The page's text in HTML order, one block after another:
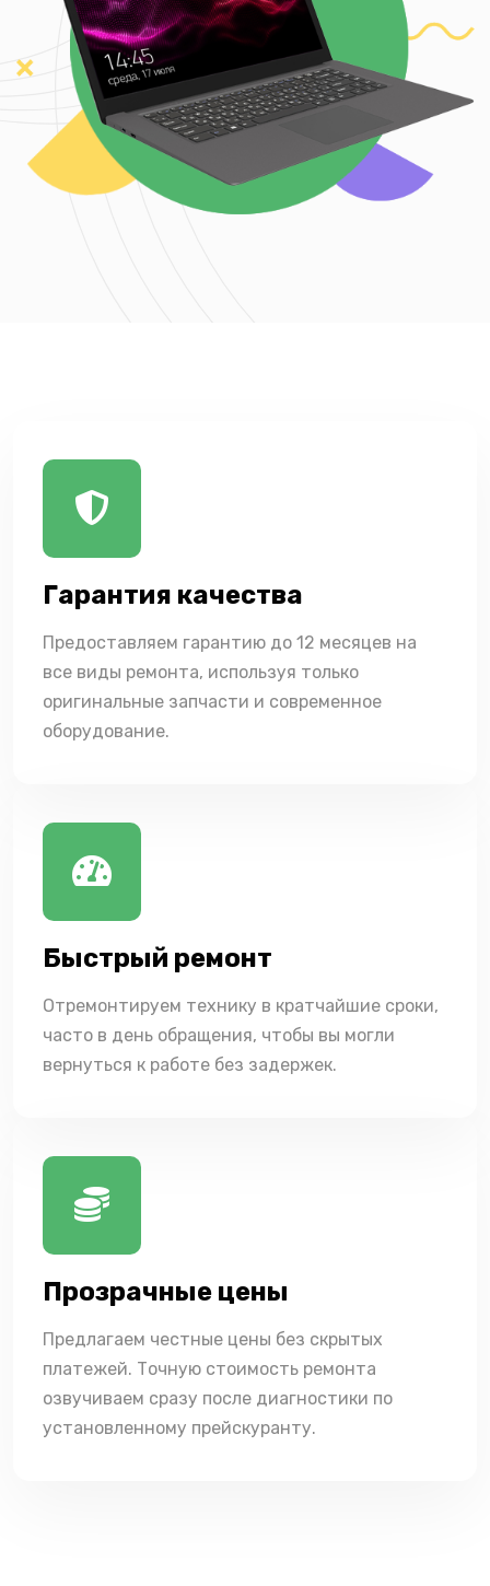
Гарантия качества
Предоставляем гарантию до 12 месяцев на
все виды ремонта, используя только
оригинальные запчасти и современное
оборудование.
Быстрый ремонт
Отремонтируем технику в кратчайшие сроки,
часто в день обращения, чтобы вы могли
вернуться к работе без задержек.
Прозрачные цены
Предлагаем честные цены без скрытых
платежей. Точную стоимость ремонта
озвучиваем сразу после диагностики по
установленному прейскуранту.